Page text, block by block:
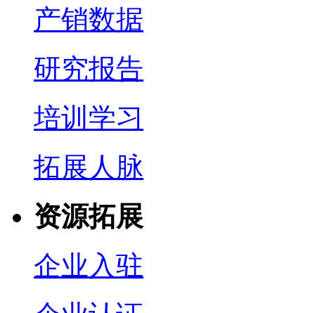
产销数据
研究报告
培训学习
拓展人脉
资源拓展
企业入驻